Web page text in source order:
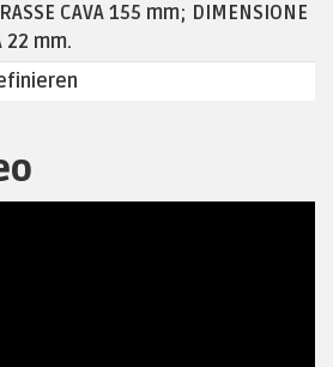
CAVA 155 mm; DIMENSIONE
22 mm.